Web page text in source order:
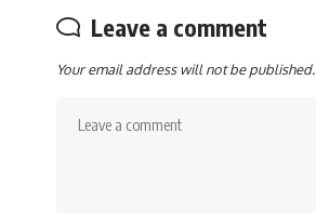
Leave a comment
Your email address will not be published.